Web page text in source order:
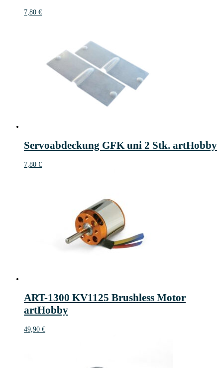
7,80 €
Servoabdeckung GFK uni 2 Stk. artHobby
7,80 €
ART-1300 KV1125 Brushless Motor
artHobby
49,90 €